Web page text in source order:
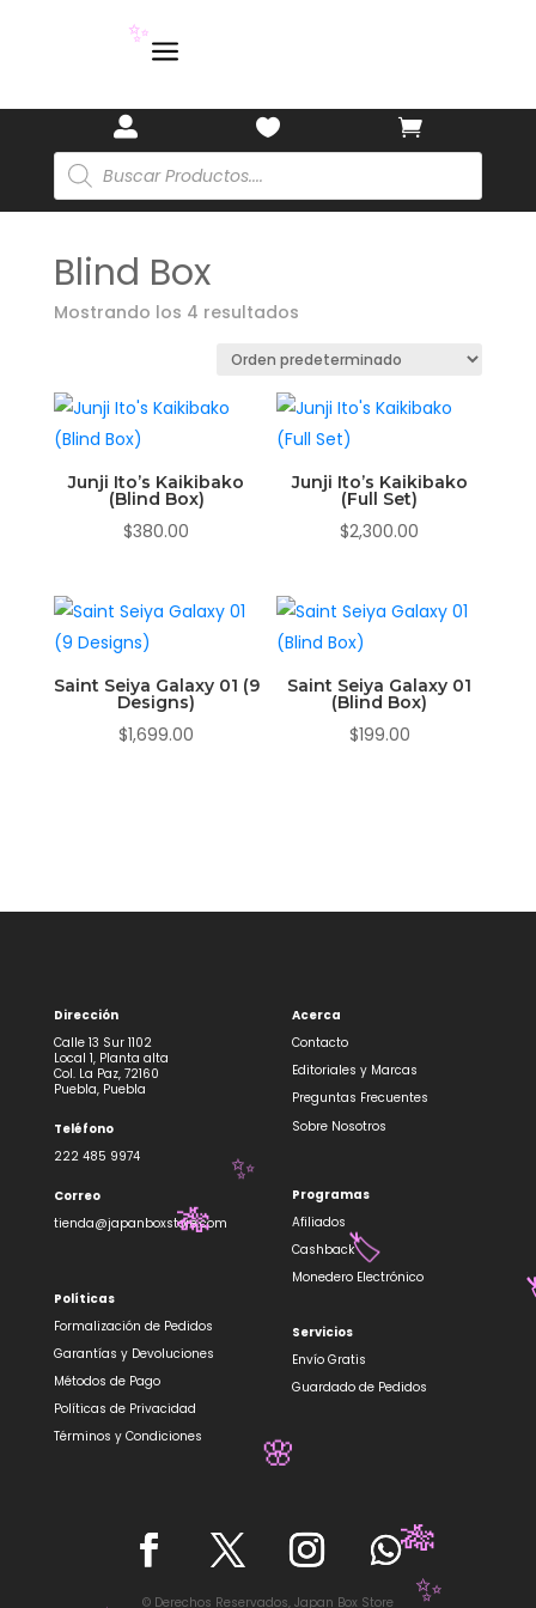
a
 

Búsqueda
de
productos
Blind Box
Mostrando los 4 resultados
Junji Ito’s Kaikibako
(Blind Box)
$380.00
Junji Ito’s Kaikibako
(Full Set)
$2,300.00
Saint Seiya Galaxy 01 (9
Designs)
$1,699.00
Saint Seiya Galaxy 01
(Blind Box)
$199.00
Dirección
Calle 13 Sur 1102
Local 1, Planta alta
Col. La Paz, 72160
Puebla, Puebla
Teléfono
222 485 9974
Correo
tienda@japanboxstore.com
Políticas
Formalización de Pedidos
Garantías y Devoluciones
Métodos de Pago
Políticas de Privacidad
Términos y Condiciones
Acerca
Contacto
Editoriales y Marcas
Preguntas Frecuentes
Sobre Nosotros
Programas
Afiliados
Cashback
Monedero Electrónico
Servicios
Envío Gratis
Guardado de Pedidos
© Derechos Reservados, Japan Box Store
🎋
✨
🎋
🏷️